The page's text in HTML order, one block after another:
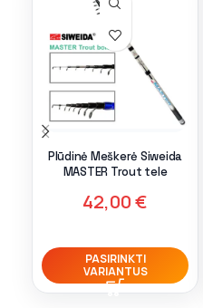
Plūdinė Meškerė Siweida
MASTER Trout tele
42,00€
PASIRINKTI
VARIANTUS